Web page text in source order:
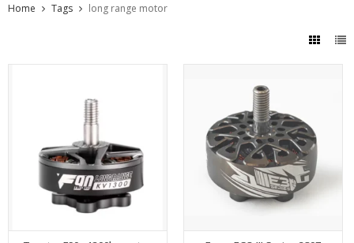
Home Tags long range motor